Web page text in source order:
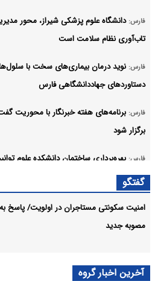
فارس: دانشگاه علوم پزشکی شیراز، محور
تاب‌آوری نظام سلامت است
فارس: نوید درمان بیماری‌های سخت با
دستاوردهای جهاددانشگاهی فارس
فارس: برنامه‌های هفته خبرنگار با محوریت
برگزار شود
فارس: بهره‌برداری ساختمان دانشکده علوم
بهداشت
فارس: درخشش بانوان تکواندوکار فارس در
۶ مدال
همکاری مشترک برای تأمین برق
گفتگو
امنیت سکونتی مستاجران در اولویت/ پاسخ
مصوبه جدید
آخرین اخبار گروه